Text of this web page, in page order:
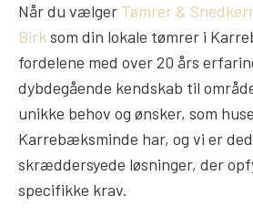
Når du vælger Tømrer &
Birk som din lokale tømrer i
fordelene med over 20 års
dybdegående kendskab til
unikke behov og ønsker, som
Karrebæksminde har, og vi er
skræddersyede løsninger, der
specifikke krav.